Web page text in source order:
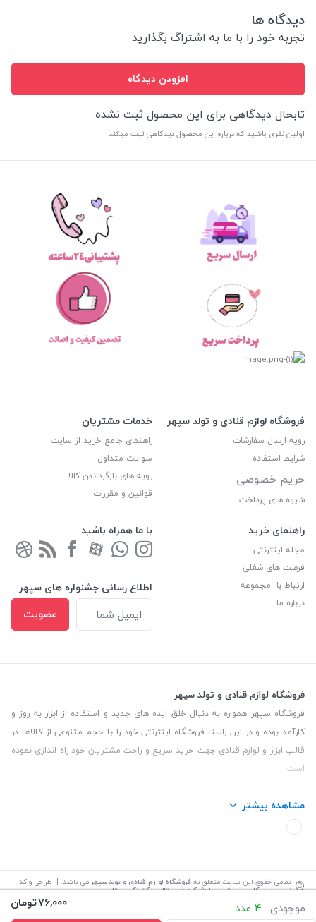
دیدگاه ها
تجربه خود را با ما به اشتراگ بگذارید
افزودن دیدگاه
تابحال دیدگاهی برای این محصول ثبت نشده
اولین نفری باشید که درباره این محصول دیدگاهی ثبت میکند
موجودی: 4 عدد 76,000تومان
فروشگاه لوازم قنادی و تولد سپهر
رویه ارسال سفارشات
شرایط استفاده
حریم خصوصی
شیوه های پرداخت
خدمات مشتریان
راهنمای جامع خرید از سایت
سوالات متداول
رویه های بازگرداندن کالا
قوانین و مقررات
راهنمای خرید
مجله اینترنتی
فرصت های شغلی
ارتباط با مجموعه
درباره ما
با ما همراه باشید
اطلاع رسانی جشنواره های سپهر
عضویت
فروشگاه لوازم قنادی و تولد سپهر
فروشگاه سپهر همواره به دنبال خلق ایده های جدید و استفاده از ابزار به روز و
کارآمد بوده و در این راستا فروشگاه اینترنتی خود را با حجم متنوعی از کالاها در
قالب ابزار و لوازم قنادی جهت خرید سریع و راحت مشتریان خود راه اندازی نموده
است.
این فروشگاه تمام تلاش خود را نموده تا کالاهایی با کیفیت و با حداقل قیمت
عرضه نماید.
مشاهده بیشتر
© تمامی حقوق این سایت متعلق بهفروشگاه لوازم قنادی و تولد سپهر می باشد. | طراحی و کد
نویسی:سپکام سیستماجرا:شرکت دیجیتال مارکتینگ سپتا